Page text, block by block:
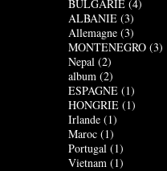
BULGARIE (4)
ALBANIE (3)
Allemagne (3)
MONTENEGRO (3)
Nepal (2)
album (2)
ESPAGNE (1)
HONGRIE (1)
Irlande (1)
Maroc (1)
Portugal (1)
Vietnam (1)